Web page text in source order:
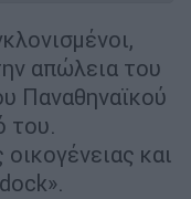
απώλεια του
Παναθηναϊκού
του.
και